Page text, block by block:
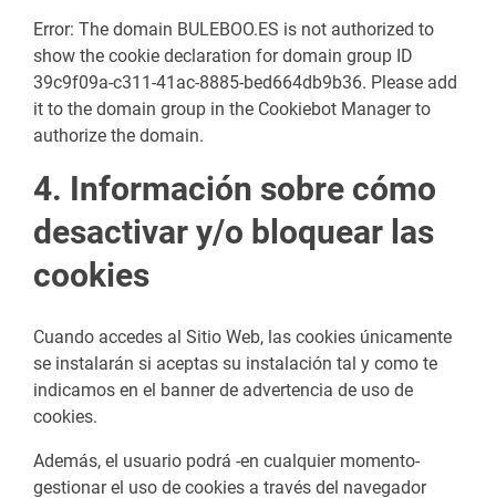
Error: The domain BULEBOO.ES is not authorized to
show the cookie declaration for domain group ID
39c9f09a-c311-41ac-8885-bed664db9b36. Please add
it to the domain group in the Cookiebot Manager to
authorize the domain.
4. Información sobre cómo
desactivar y/o bloquear las
cookies
Cuando accedes al Sitio Web, las cookies únicamente
se instalarán si aceptas su instalación tal y como te
indicamos en el banner de advertencia de uso de
cookies.
Además, el usuario podrá -en cualquier momento-
gestionar el uso de cookies a través del navegador